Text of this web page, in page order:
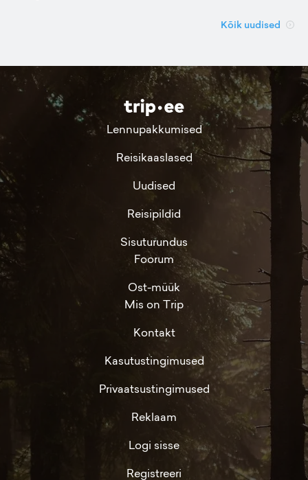
Kõik uudised
Lennupakkumised
Reisikaaslased
Uudised
Reisipildid
Sisuturundus
Foorum
Ost-müük
Mis on Trip
Kontakt
Kasutustingimused
Privaatsustingimused
Reklaam
Logi sisse
Registreeri